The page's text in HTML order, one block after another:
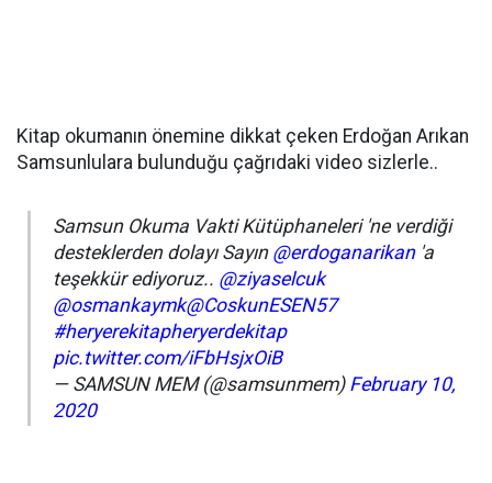
Kitap okumanın önemine dikkat çeken Erdoğan Arıkan
Samsunlulara bulunduğu çağrıdaki video sizlerle..
Samsun Okuma Vakti Kütüphaneleri 'ne verdiği
desteklerden dolayı Sayın @erdoganarikan'a
teşekkür ediyoruz.. @ziyaselcuk
@osmankaymk@CoskunESEN57
#heryerekitapheryerdekitap
pic.twitter.com/iFbHsjxOiB
— SAMSUN MEM (@samsunmem) February 10,
2020